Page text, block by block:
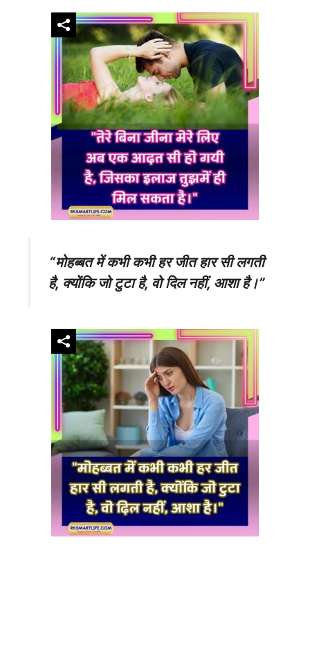
“मोहब्बत में कभी कभी हर जीत हार सी लगती
है, क्योंकि जो टुटा है, वो दिल नहीं, आशा है।”